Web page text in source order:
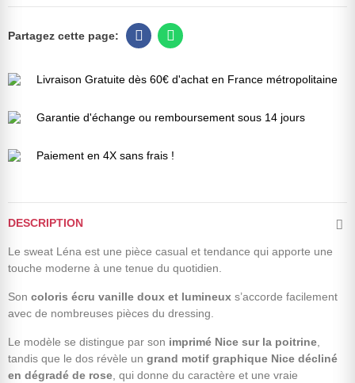
Livraison Gratuite dès 60€ d'achat en France métropolitaine
Garantie d'échange ou remboursement sous 14 jours
Paiement en 4X sans frais !
DESCRIPTION
Le sweat Léna est une pièce casual et tendance qui apporte une
touche moderne à une tenue du quotidien.
Son coloris écru vanille doux et lumineux s’accorde facilement
avec de nombreuses pièces du dressing.
Le modèle se distingue par son imprimé Nice sur la poitrine
tandis que le dos révèle un grand motif graphique Nice décliné
en dégradé de rose , qui donne du caractère et une vraie